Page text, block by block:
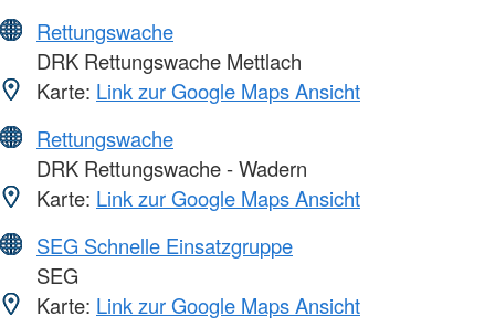
Rettungswache
DRK Rettungswache Mettlach
Karte: Link zur Google Maps Ansicht
Rettungswache
DRK Rettungswache - Wadern
Karte: Link zur Google Maps Ansicht
SEG Schnelle Einsatzgruppe
SEG
Karte: Link zur Google Maps Ansicht